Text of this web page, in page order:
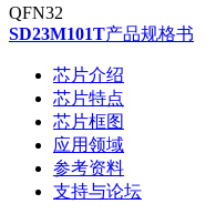
QFN32
SD23M101T产品规格书
芯片介绍
芯片特点
芯片框图
应用领域
参考资料
支持与论坛